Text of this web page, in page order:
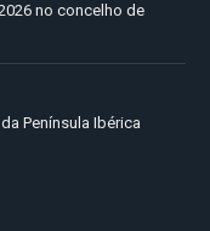
no concelho de
Península Ibérica